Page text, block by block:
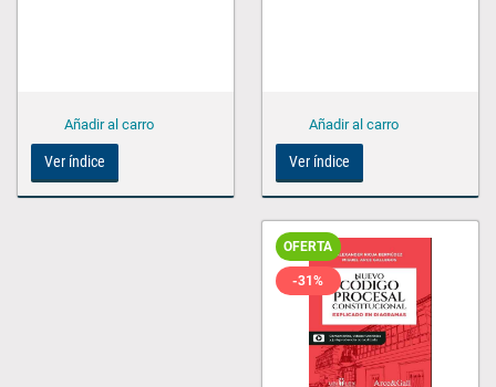
Ver índice Ver índice
OFERTA
-31%